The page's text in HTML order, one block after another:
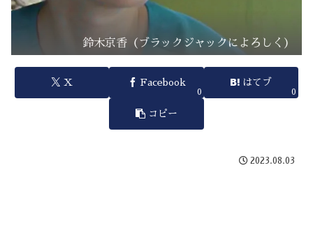
鈴木京香（ブラックジャックによろしく）
X Facebook
0
はてブ
0
コピー
2023.08.03